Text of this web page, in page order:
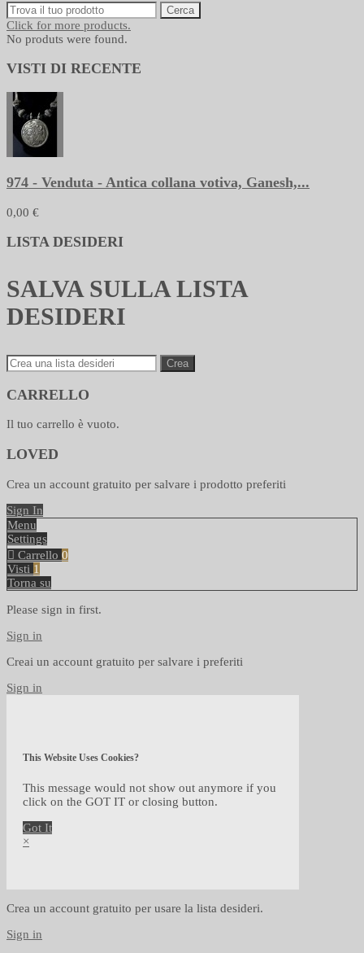
Cerca
Click for more products.
No produts were found.
VISTI DI RECENTE
974 - Venduta - Antica collana votiva, Ganesh,...
0,00 €
LISTA DESIDERI
SALVA SULLA LISTA
DESIDERI
Crea
CARRELLO
Il tuo carrello è vuoto.
LOVED
Crea un account gratuito per salvare i prodotto preferiti
Sign In
Menu
Settings
Carrello 0
Visti 1
Torna su
Please sign in first.
Sign in
Creai un account gratuito per salvare i preferiti
Sign in
This Website Uses Cookies?
This message would not show out anymore if you
click on the GOT IT or closing button.
Got It
×
Crea un account gratuito per usare la lista desideri.
Sign in